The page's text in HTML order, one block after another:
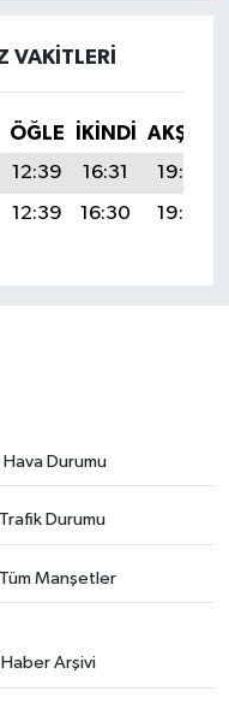
VAKITLERI
ÖĞLE İKINDI
AKŞAM
12:39 16:31
19:43
12:39 16:30 19:42
Hava Durumu
Trafik Durumu
Tüm Manşetler
Haber Arşivi